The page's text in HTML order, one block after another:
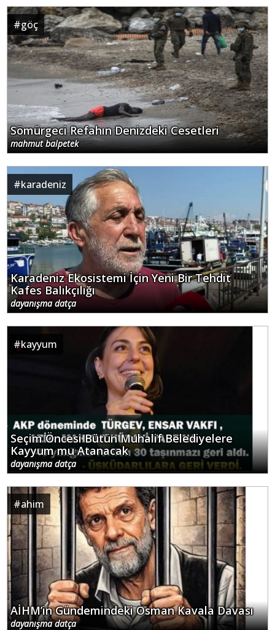
#göç
Sömürgeci Refahın Denizdeki Cesetleri
mahmut balpetek
#karadeniz
Karadeniz Ekosistemi İçin Yeni Bir Tehdit
Kafes Balıkçılığı
dayanışma datça
#kayyum
Seçim Öncesi Bütün Muhalif Belediyelere
Kayyum mu Atanacak
dayanışma datça
#ahim
AİHM’in Gündemindeki Osman Kavala Davası
dayanışma datça